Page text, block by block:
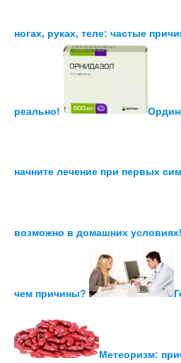
ногах, руках, теле: частые
реально!
начните лечение при первых
возможно в домашних условиях!
чем причины?
Метеоризм: